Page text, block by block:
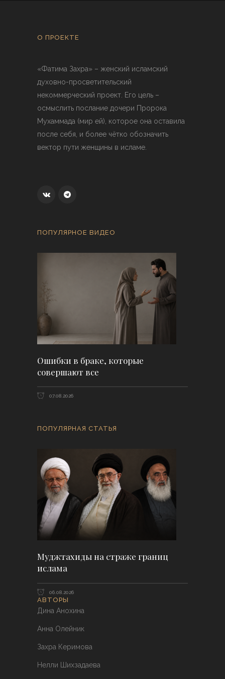
О ПРОЕКТЕ
«Фатима Захра» – женский исламский
духовно-просветительский
некоммерческий проект. Его цель –
осмыслить послание дочери Пророка
Мухаммада (мир ей), которое она оставила
после себя, и более чётко обозначить
вектор пути женщины в исламе.
ПОПУЛЯРНОЕ ВИДЕО
Ошибки в браке, которые
совершают все
07.08.2026
ПОПУЛЯРНАЯ СТАТЬЯ
Муджтахиды на страже границ
ислама
06.08.2026
АВТОРЫ
Дина Анохина
Анна Олейник
Захра Керимова
Нелли Шихзадаева